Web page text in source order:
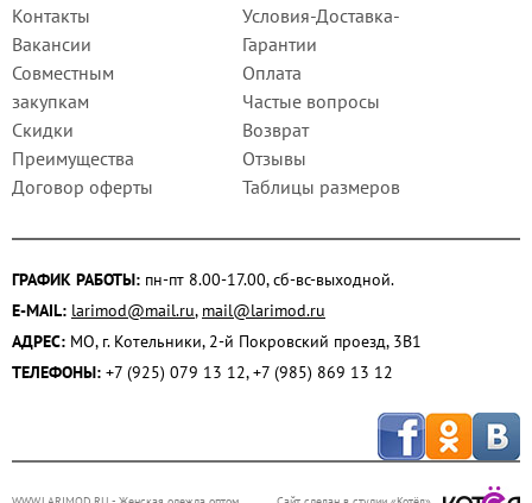
Контакты
Вакансии
Совместным
закупкам
Скидки
Преимущества
Договор оферты
Условия-Доставка-
Гарантии
Оплата
Частые вопросы
Возврат
Отзывы
Таблицы размеров
ГРАФИК РАБОТЫ: пн-пт 8.00-17.00, сб-вс-выходной.
E-MAIL: larimod@mail.ru, mail@larimod.ru
АДРЕС: МО, г. Котельники, 2-й Покровский проезд, 3В1
ТЕЛЕФОНЫ: +7 (925) 079 13 12, +7 (985) 869 13 12